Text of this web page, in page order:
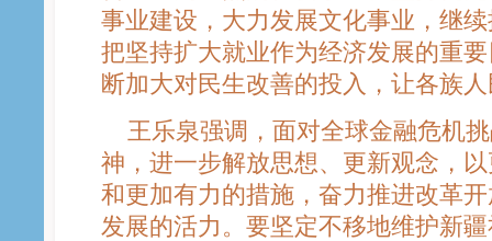
事业建设，大力发展文化事业，继
把坚持扩大就业作为经济发展的重
断加大对民生改善的投入，让各族
王乐泉强调，面对全球金融危机
神，进一步解放思想、更新观念，
和更加有力的措施，奋力推进改革
发展的活力。要坚定不移地维护新